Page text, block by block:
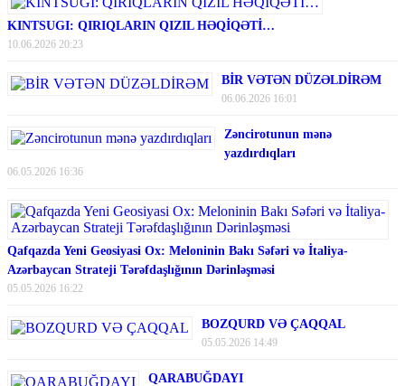
KINTSUGI: QIRIQLARIN QIZIL HƏQİQƏTİ…
10.06.2026 20:23
BİR VƏTƏN DÜZƏLDİRƏM
06.06.2026 16:01
Zəncirotunun mənə
yazdırdıqları
06.05.2026 16:36
Qafqazda Yeni Geosiyasi Ox: Meloninin Bakı Səfəri və İtaliya-
Azərbaycan Strateji Tərəfdaşlığının Dərinləşməsi
05.05.2026 16:22
BOZQURD VƏ ÇAQQAL
05.05.2026 14:49
QARABUĞDAYI